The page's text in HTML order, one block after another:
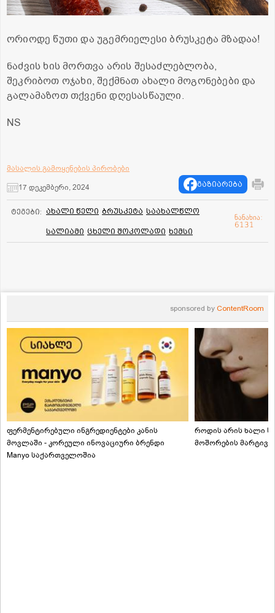
ორიოდე წუთი და უგემრიელესი ბრუსკეტა მზადაა!
ნაძვის ხის მორთვა არის შესაძლებლობა,
შეკრიბოთ ოჯახი, შექმნათ ახალი მოგონებები და
გალამაზოთ თქვენი დღესასწაული.
NS
მასალის გამოყენების პირობები
17 დეკემბერი, 2024
გაზიარება
ტეგები: ახალი წელი ბრუსკეტა საახალწლო
სალიამი ცხელი შოკოლადი ხემსი
ნანახია:
6131
sponsored by ContentRoom
ფერმენტირებული ინგრედიენტები კანის
მოვლაში - კორეული ინოვაციური ბრენდი
Manyo საქართველოშია
როდის არის ხალი
მოშორების